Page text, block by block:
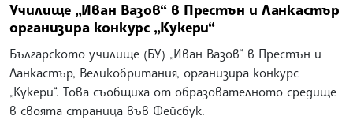
Училище „Иван Вазов“ в Престън и Ланкастър
организира конкурс „Кукери“
Българското училище (БУ) „Иван Вазов“ в Престън и
Ланкастър, Великобритания, организира конкурс
„Кукери“. Това съобщиха от образователното средище
в своята страница във Фейсбук.